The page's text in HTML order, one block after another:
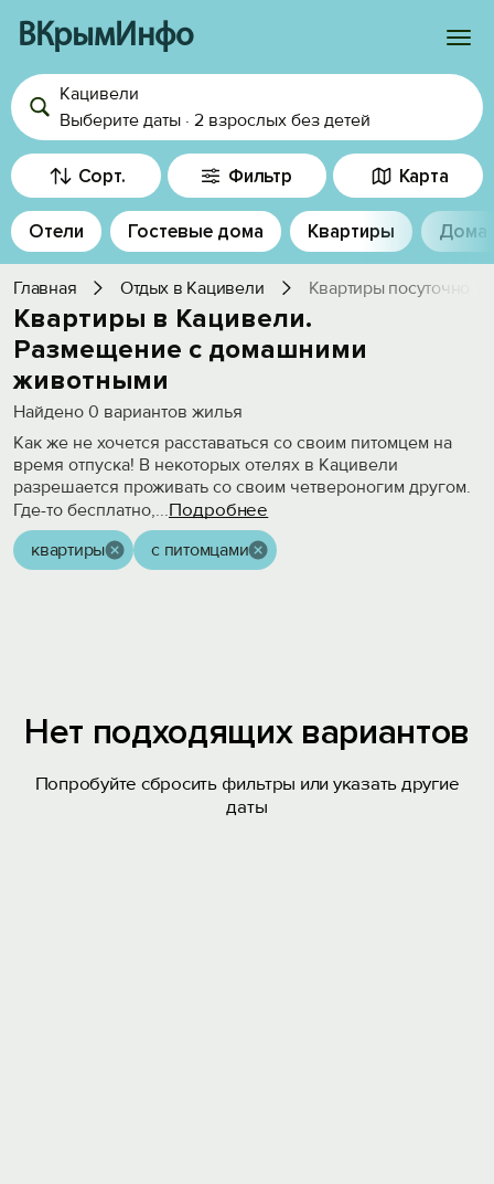
ВКрымИнфо
Войти
Избранное
История просмотра
Добавить свой объект
Кацивели
Выберите даты · 2 взрослых без детей
Сорт. Фильтр Карта
Отели Гостевые дома Квартиры Дома
Главная Отдых в Кацивели Квартиры посуточно
Квартиры в Кацивели.
Размещение с домашними
животными
Найдено 0 вариантов жилья
Как же не хочется расставаться со своим питомцем на
время отпуска! В некоторых отелях в Кацивели
разрешается проживать со своим четвероногим другом.
Где-то бесплатно,...Подробнее
квартиры с питомцами
Нет подходящих вариантов
Попробуйте сбросить фильтры или указать другие
даты